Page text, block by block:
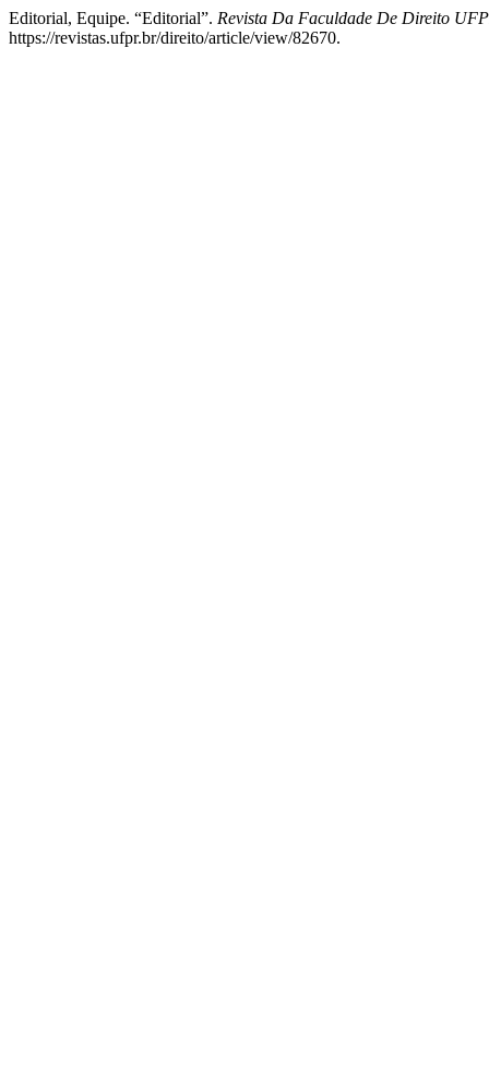
Editorial, Equipe. “Editorial”. Revista Da Faculdade De Direito
https://revistas.ufpr.br/direito/article/view/82670.